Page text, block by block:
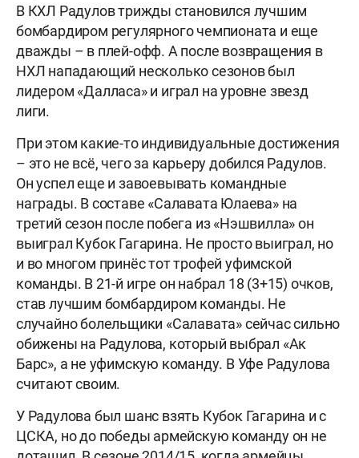
В КХЛ Радулов трижды становился лучшим
бомбардиром регулярного чемпионата и еще
дважды – в плей-офф. А после возвращения в
НХЛ нападающий несколько сезонов был
лидером «Далласа» и играл на уровне звезд
лиги.
При этом какие-то индивидуальные достижения
– это не всё, чего за карьеру добился Радулов.
Он успел еще и завоевывать командные
награды. В составе «Салавата Юлаева» на
третий сезон после побега из «Нэшвилла» он
выиграл Кубок Гагарина. Не просто выиграл, но
и во многом принёс тот трофей уфимской
команды. В 21-й игре он набрал 18 (3+15) очков,
став лучшим бомбардиром команды. Не
случайно болельщики «Салавата» сейчас сильно
обижены на Радулова, который выбрал «Ак
Барс», а не уфимскую команду. В Уфе Радулова
считают своим.
У Радулова был шанс взять Кубок Гагарина и с
ЦСКА, но до победы армейскую команду он не